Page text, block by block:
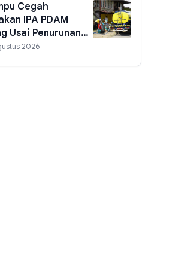
Cegah
IPA PDAM
Usai Penurunan
Air2026